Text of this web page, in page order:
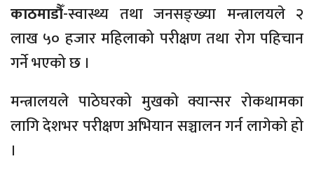
काठमाडौँ-स्वास्थ्य तथा जनसङ्ख्या मन्त्रालयले २
लाख ५० हजार महिलाको परीक्षण तथा रोग पहिचान
गर्ने भएको छ ।
मन्त्रालयले पाठेघरको मुखको क्यान्सर रोकथामका
लागि देशभर परीक्षण अभियान सञ्चालन गर्न लागेको हो
।